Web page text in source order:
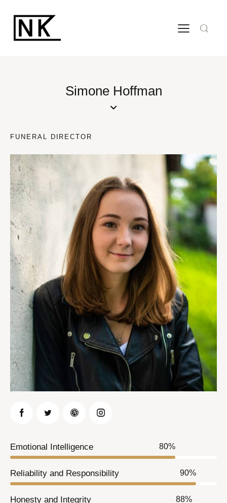
Simone Hoffman
FUNERAL DIRECTOR
Emotional Intelligence 80%
Reliability and Responsibility 90%
Honesty and Integrity 88%